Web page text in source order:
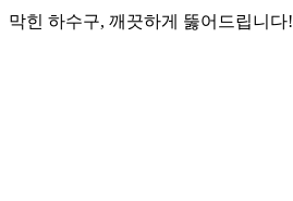
막힌 하수구, 깨끗하게 뚫어드립니다!